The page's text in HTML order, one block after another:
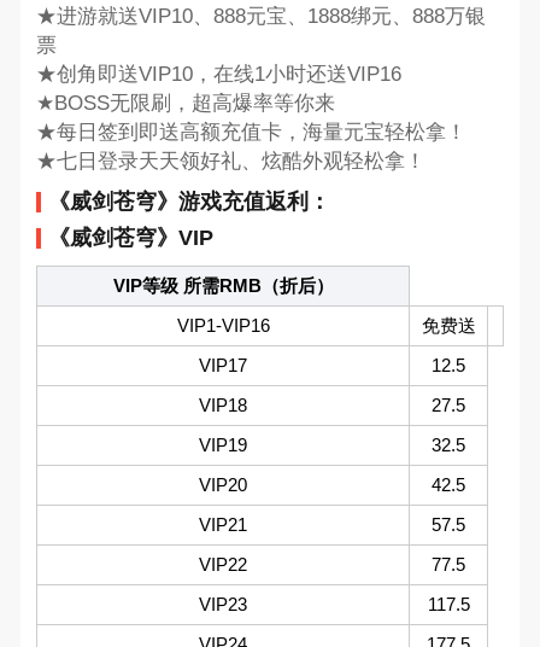
★进游就送VIP10、888元宝、1888绑元、888万银
票
★创角即送VIP10，在线1小时还送VIP16
★BOSS无限刷，超高爆率等你来
★每日签到即送高额充值卡，海量元宝轻松拿！
★七日登录天天领好礼、炫酷外观轻松拿！
《威剑苍穹》游戏充值返利：
《威剑苍穹》VIP
VIP等级 所需RMB（折后）
VIP1-VIP16
免费送
VIP17
12.5
VIP18
27.5
VIP19
32.5
VIP20
42.5
VIP21
57.5
VIP22
77.5
VIP23
117.5